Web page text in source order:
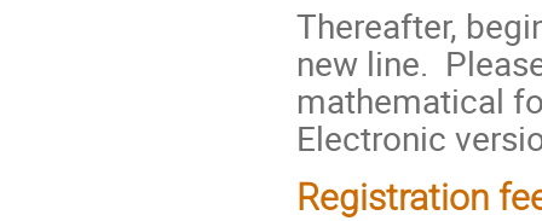
Thereafter,
new line.
mathematical
Electronic
Registration